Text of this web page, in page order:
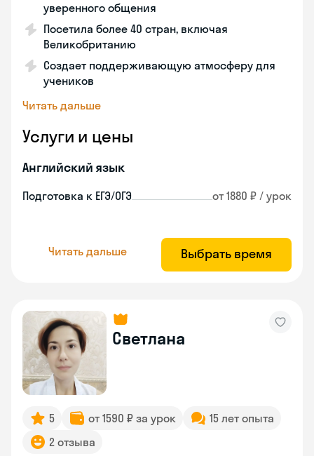
уверенного общения
Посетила более 40 стран, включая
Великобританию
Создает поддерживающую атмосферу для
учеников
Читать дальше
Услуги и цены
Английский язык
Подготовка к ЕГЭ/ОГЭ от 1880 ₽ / урок
Читать дальше Выбрать время
Светлана
5 от 1590 ₽ за урок
15 лет опыта
2 отзыва